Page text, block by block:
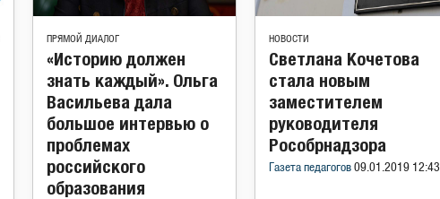
ПРЯМОЙ ДИАЛОГ
«Историю должен
знать каждый». Ольга
Васильева дала
большое интервью о
проблемах
российского
образования
НОВОСТИ
Светлана Кочетова
стала новым
заместителем
руководителя
Рособрнадзора
Газета педагогов 09.01.2019 12:43